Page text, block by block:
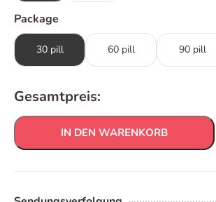
Package
30 pill 60 pill 90 pill
Gesamtpreis:
IN DEN WARENKORB